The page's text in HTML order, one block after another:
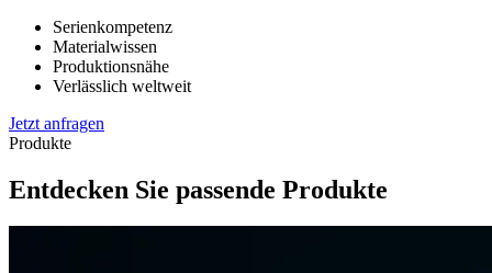
Serienkompetenz
Materialwissen
Produktionsnähe
Verlässlich weltweit
Jetzt anfragen
Produkte
Entdecken Sie passende Produkte